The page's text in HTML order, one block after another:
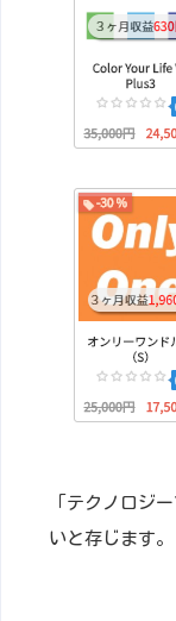
「テクノロジ
いと存じます。